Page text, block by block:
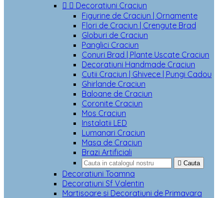
  Decoratiuni Craciun
Figurine de Craciun | Ornamente
Flori de Craciun | Crengute Brad
Globuri de Craciun
Panglici Craciun
Conuri Brad | Plante Uscate Craciun
Decoratiuni Handmade Craciun
Cutii Craciun | Ghivece | Pungi Cadou
Ghirlande Craciun
Baloane de Craciun
Coronite Craciun
Mos Craciun
Instalatii LED
Lumanari Craciun
Masa de Craciun
Brazi Artificiali
 Cauta
Decoratiuni Toamna
Decoratiuni Sf Valentin
Martisoare si Decoratiuni de Primavara